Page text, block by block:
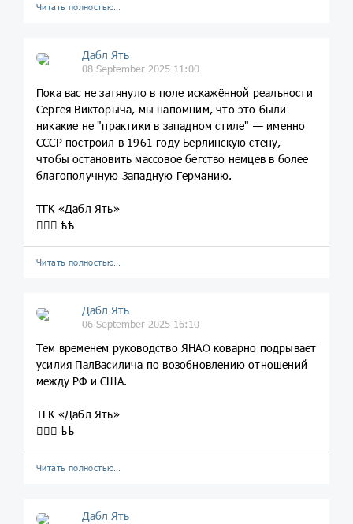
Читать полностью…
Дабл Ять
08 September 2025 11:00
Пока вас не затянуло в поле искажённой реальности
Сергея Викторыча, мы напомним, что это были
никакие не "практики в западном стиле" — именно
СССР построил в 1961 году Берлинскую стену,
чтобы остановить массовое бегство немцев в более
благополучную Западную Германию.
ТГК «Дабл Ять»
💁🏼‍♀️ ѣѣ
Читать полностью…
Дабл Ять
06 September 2025 16:10
Тем временем руководство ЯНАО коварно подрывает
усилия ПалВасилича по возобновлению отношений
между РФ и США.
ТГК «Дабл Ять»
💁🏼‍♀️ ѣѣ
Читать полностью…
Дабл Ять